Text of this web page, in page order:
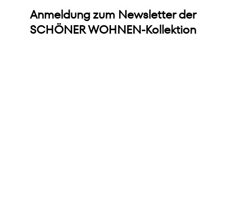
Anmeldung zum Newsletter der
SCHÖNER WOHNEN-Kollektion